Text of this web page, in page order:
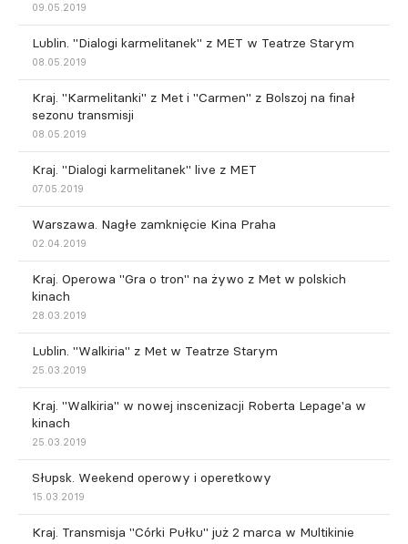
09.05.2019
Lublin. "Dialogi karmelitanek" z MET w Teatrze Starym
08.05.2019
Kraj. "Karmelitanki" z Met i "Carmen" z Bolszoj na finał
sezonu transmisji
08.05.2019
Kraj. "Dialogi karmelitanek" live z MET
07.05.2019
Warszawa. Nagłe zamknięcie Kina Praha
02.04.2019
Kraj. Operowa "Gra o tron" na żywo z Met w polskich
kinach
28.03.2019
Lublin. "Walkiria" z Met w Teatrze Starym
25.03.2019
Kraj. "Walkiria" w nowej inscenizacji Roberta Lepage'a w
kinach
25.03.2019
Słupsk. Weekend operowy i operetkowy
15.03.2019
Kraj. Transmisja "Córki Pułku" już 2 marca w Multikinie